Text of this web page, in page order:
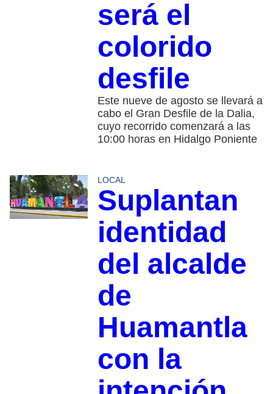
será el
colorido
desfile
Este nueve de agosto se llevará a
cabo el Gran Desfile de la Dalia,
cuyo recorrido comenzará a las
10:00 horas en Hidalgo Poniente
LOCAL
Suplantan
identidad
del alcalde
de
Huamantla
con la